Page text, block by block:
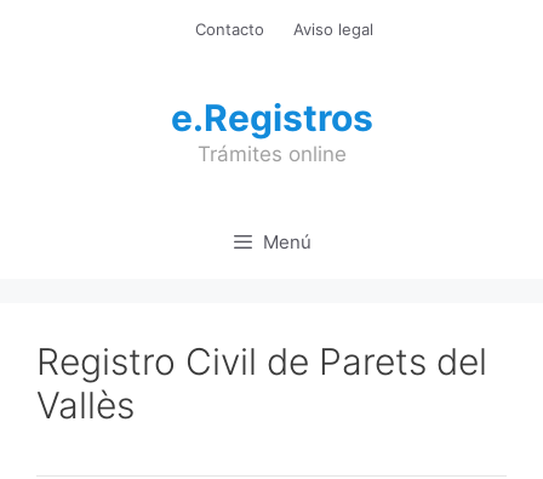
Contacto Aviso legal
e.Registros
Trámites online
Menú
Registro Civil de Parets del
Vallès